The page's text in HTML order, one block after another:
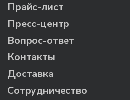
Прайс-лист
Пресс-центр
Вопрос-ответ
Контакты
Доставка
Сотрудничество